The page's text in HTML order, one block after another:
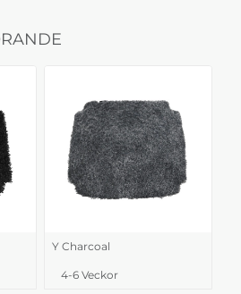
Y Charcoal
4-6 Veckor